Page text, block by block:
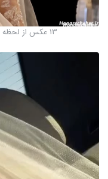
13 عکس از لحظه های شیرین عروسی نیکا با امیر روز